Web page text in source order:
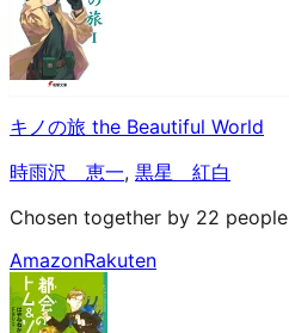
キノの旅 the Beautiful World
時雨沢 恵一, 黒星 紅白
Chosen together by 22 people
AmazonRakuten